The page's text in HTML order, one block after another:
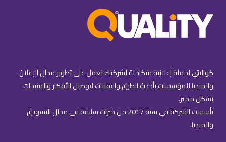
كواليتي لحملة إعلانية متكاملة لشركتك نعمل على تطوير مجال الإعلان
والميديا للمؤسسات بأحدث الطرق والتقنيات لتوصيل الأفكار والمنتجات
بشكل مميز.
تأسست الشركة في سنة 2017 من خبرات سابقة في مجال التسويق
والميديا.